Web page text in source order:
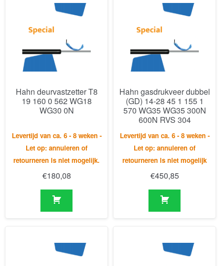
Hahn deurvastzetter T8
19 160 0 562 WG18
WG30 0N
Levertijd van ca. 6 - 8 weken -
Let op: annuleren of
retourneren is niet mogelijk.
Hahn gasdrukveer dubbel
(GD) 14-28 45 1 155 1
570 WG35 WG35 300N
600N RVS 304
Levertijd van ca. 6 - 8 weken -
Let op: annuleren of
retourneren is niet mogelijk